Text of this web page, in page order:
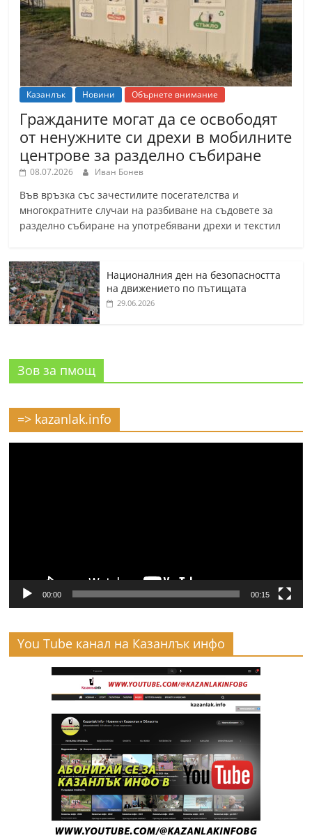
Казанлък Новини Обърнете внимание
Гражданите могат да се освободят
от ненужните си дрехи в мобилните
центрове за разделно събиране
08.07.2026 Иван Бонев
Във връзка със зачестилите посегателства и
многократните случаи на разбиване на съдовете за
разделно събиране на употребявани дрехи и текстил
Националния ден на безопасността
на движението по пътищата
29.06.2026
Зов за пмощ
=> kazanlak.info
00:00 00:15
You Tube канал на Казанлък инфо